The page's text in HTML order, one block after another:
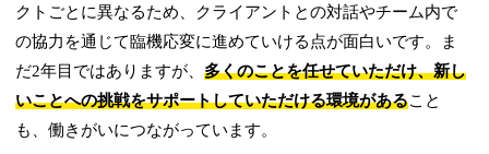
クトごとに異なるため、クライアントとの対話やチーム内で
の協力を通じて臨機応変に進めていける点が面白いです。ま
だ2年目ではありますが、多くのことを任せていただけ、新し
いことへの挑戦をサポートしていただける環境があること
も、働きがいにつながっています。